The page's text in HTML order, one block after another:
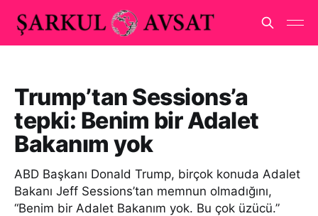
Trump’tan Sessions’a
tepki: Benim bir Adalet
Bakanım yok
ABD Başkanı Donald Trump, birçok konuda Adalet
Bakanı Jeff Sessions’tan memnun olmadığını,
“Benim bir Adalet Bakanım yok. Bu çok üzücü.”